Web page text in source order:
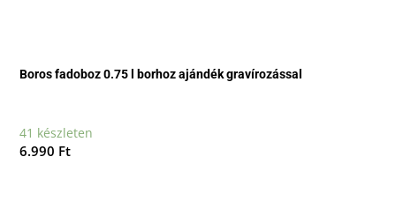
Boros fadoboz 0.75 l borhoz ajándék gravírozással
41 készleten
6.990 Ft